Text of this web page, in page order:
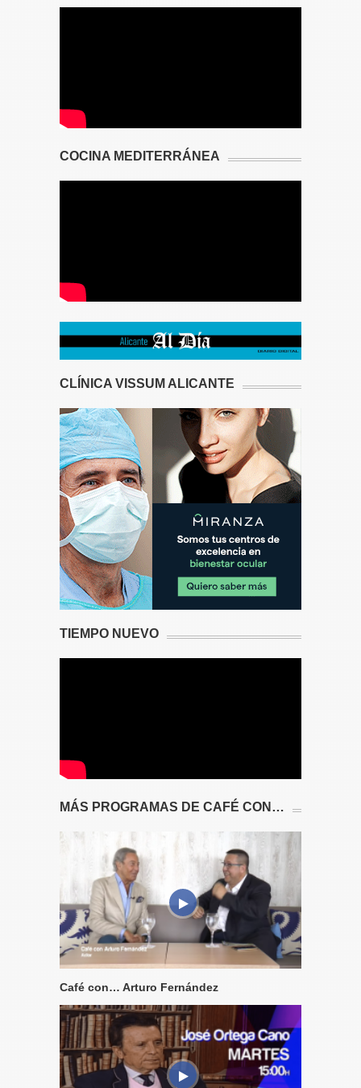
COCINA MEDITERRÁNEA
CLÍNICA VISSUM ALICANTE
TIEMPO NUEVO
MÁS PROGRAMAS DE CAFÉ CON…
Café con… Arturo Fernández